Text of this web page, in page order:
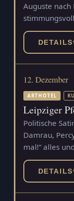
Auguste nach
DETAILS
12. Dezember
ARTHOTEL
Leipziger
Politische
Damrau,
mal!“ alles
DETAILS